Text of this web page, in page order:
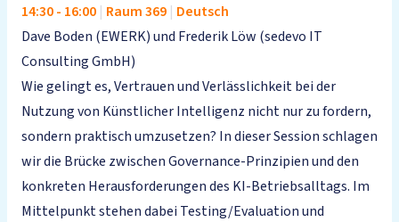
14:30- 16:00 | Raum 369 | Deutsch
Dave Boden (EWERK) und Frederik Löw (sedevo IT
Consulting GmbH)
Wie gelingt es, Vertrauen und Verlässlichkeit bei der
Nutzung von Künstlicher Intelligenz nicht nur zu fordern,
sondern praktisch umzusetzen? In dieser Session schlagen
wir die Brücke zwischen Governance-Prinzipien und den
konkreten Herausforderungen des KI-Betriebsalltags. Im
Mittelpunkt stehen dabei Testing/Evaluation und